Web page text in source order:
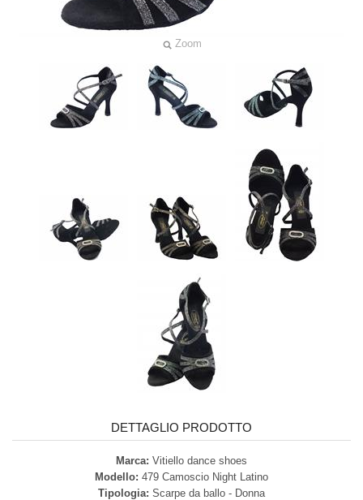
Zoom
DETTAGLIO PRODOTTO
Marca: Vitiello dance shoes
Modello: 479 Camoscio Night Latino
Tipologia: Scarpe da ballo - Donna